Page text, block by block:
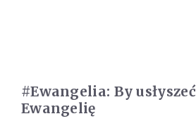
#Ewangelia: By usłyszeć
Ewangelię